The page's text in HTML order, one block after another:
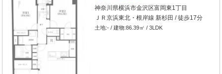
神奈川県横浜市金沢区富岡東1丁目
ＪＲ京浜東北・根岸線 新杉田 / 徒歩17分
土地:- / 建物:86.39㎡ / 3LDK